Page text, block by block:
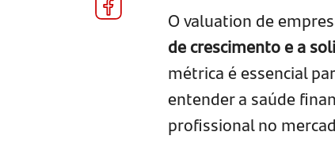
O valuation de
de crescimento e a
métrica é essencial
entender a saúde
profissional no